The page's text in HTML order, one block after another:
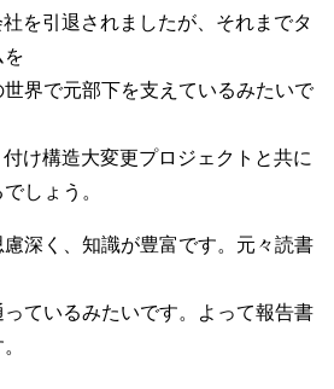
を引退されましたが、それまでタ
を
界で元部下を支えているみたいで
け構造大変更プロジェクトと共に
しょう。
深く、知識が豊富です。元々読書
ているみたいです。よって報告書